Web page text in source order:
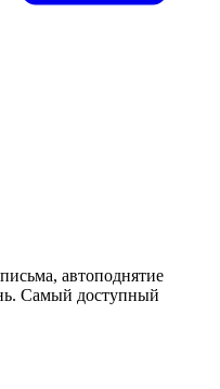
автоподнятие
Самый доступный